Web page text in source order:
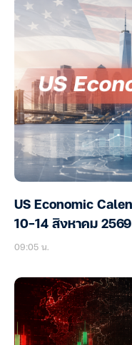
US Economic
10-14 สิงหาคม 2569
09:05 น.